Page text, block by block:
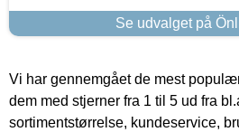
Se udvalget på
Vi har gennemgået de mest
dem med stjerner fra 1 til 5 ud fra
sortimentstørrelse, kundeservice,